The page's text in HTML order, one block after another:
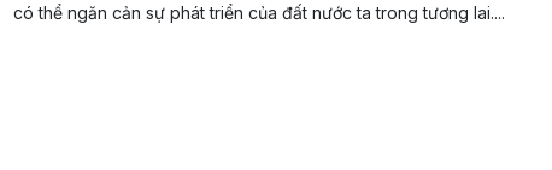
có thể ngăn cản sự phát triển của đất nước ta trong tương lai....